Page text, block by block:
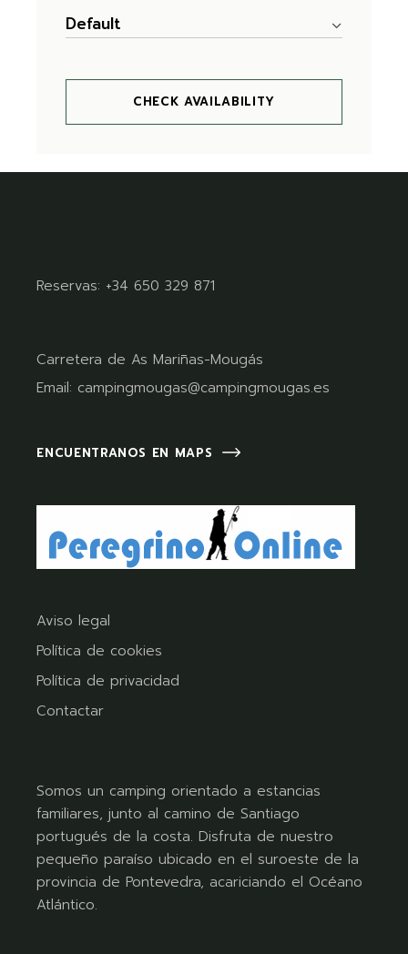
Default
CHECK AVAILABILITY
Reservas: +34 650 329 871
Carretera de As Mariñas-Mougás
Email: campingmougas@campingmougas.es
ENCUENTRANOS EN MAPS
Aviso legal
Política de cookies
Política de privacidad
Contactar
Somos un camping orientado a estancias
familiares, junto al camino de Santiago
portugués de la costa. Disfruta de nuestro
pequeño paraíso ubicado en el suroeste de la
provincia de Pontevedra, acariciando el Océano
Atlántico.